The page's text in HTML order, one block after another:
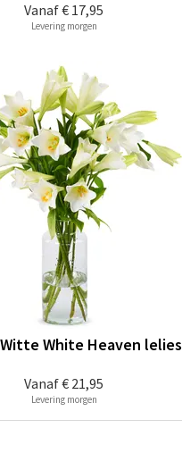
Vanaf€ 17,95
Levering morgen
Vanaf€ 21,95
White Heaven lelies
Levering morgen